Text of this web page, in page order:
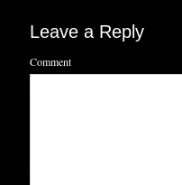
Leave a Reply
Comment